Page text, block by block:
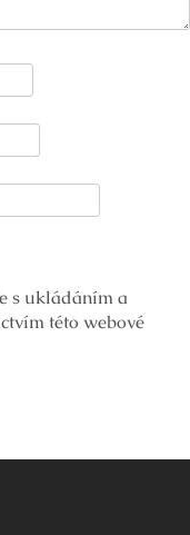
s ukládáním a
této webové